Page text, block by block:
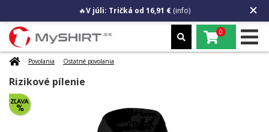
🔥V júli: Tričká od 16,91 € (info)
0
Povolania Ostatné povolania
Rizikové pílenie